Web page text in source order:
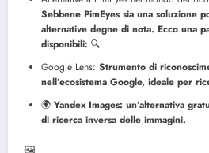
Sebbene PimEyes sia una soluzione
alternative degne di nota. Ecco una
disponibili: 🔍
Google Lens: Strumento di
nell’ecosistema Google, ideale per
🌍 Yandex Images: un’alternativa
di ricerca inversa delle immagini.